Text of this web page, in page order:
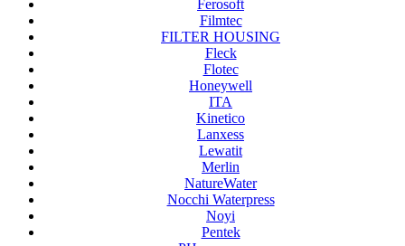
Ferosoft
Filmtec
FILTER HOUSING
Fleck
Flotec
Honeywell
ITA
Kinetico
Lanxess
Lewatit
Merlin
NatureWater
Nocchi Waterpress
Noyi
Pentek